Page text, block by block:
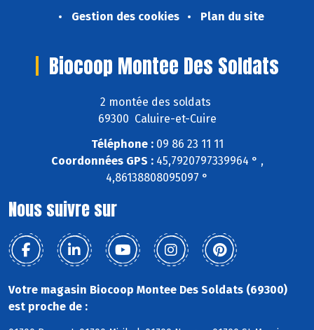
Gestion des cookies
Plan du site
Biocoop Montee Des Soldats
2 montée des soldats
69300 Caluire-et-Cuire
Téléphone :09 86 23 11 11
Coordonnées GPS :45,7920797339964 ° ,
4,86138808095097 °
Nous suivre sur
Votre magasin Biocoop Montee Des Soldats (69300)
est proche de :